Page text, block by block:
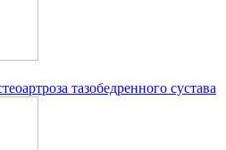
тазобедренного сустава